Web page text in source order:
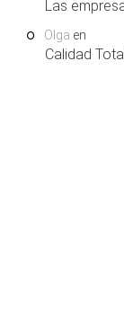
Las
Olga en
Calidad